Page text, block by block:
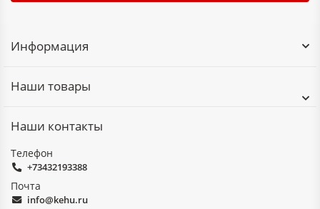
Информация
Наши товары
Наши контакты
Телефон
+73432193388
Почта
info@kehu.ru